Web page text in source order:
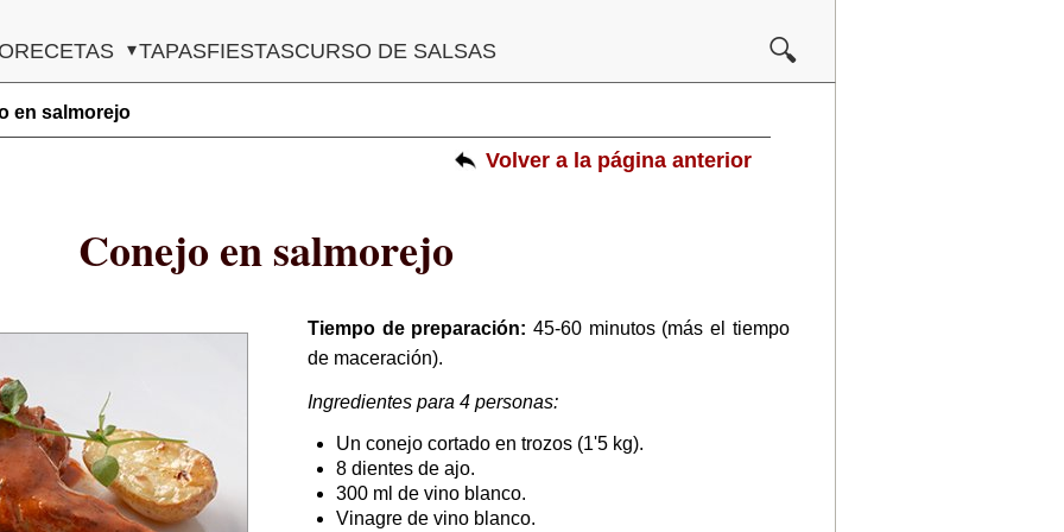
Navegación
principal
RECETAS TAPASFIESTASCURSO DE SALSAS 🔍
en salmorejo
Volver a la página anterior
Conejo en salmorejo
Tiempo de preparación: 45-60 minutos (más el tiempo
de maceración).
Ingredientes para 4 personas:
Un conejo cortado en trozos (1'5 kg).
8 dientes de ajo.
300 ml de vino blanco.
Vinagre de vino blanco.